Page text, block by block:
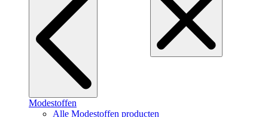
Modestoffen
Alle Modestoffen producten